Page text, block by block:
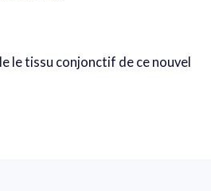
le tissu conjonctif de ce nouvel